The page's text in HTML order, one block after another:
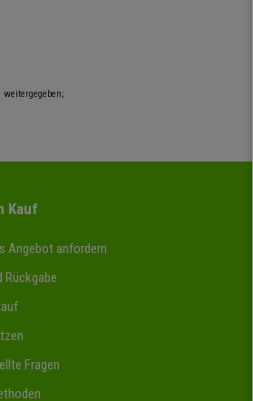
Kauf
Angebot anfordern
Rückgabe
Fragen